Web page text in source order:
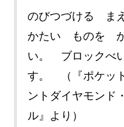
のびつづける ま
かたい ものを
い。 ブロックべ
す。 （『ポケッ
ントダイヤモンド
ル』より）